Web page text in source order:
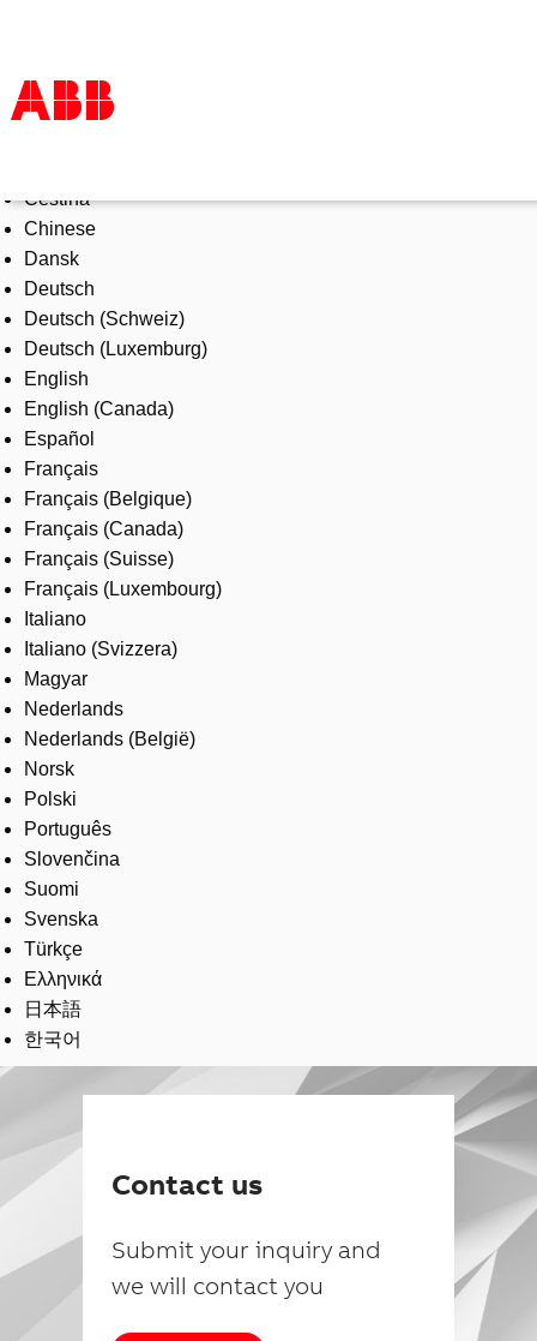
Products & Solutions
Industries
Services
About us
Where to buy
Contact us
Careers
Čeština
Chinese
Dansk
Deutsch
Deutsch (Schweiz)
Deutsch (Luxemburg)
English
English (Canada)
Español
Français
Français (Belgique)
Français (Canada)
Français (Suisse)
Français (Luxembourg)
Italiano
Italiano (Svizzera)
Magyar
Nederlands
Nederlands (België)
Norsk
Polski
Português
Slovenčina
Suomi
Svenska
Türkçe
Ελληνικά
日本語
한국어
Contact us
Submit your inquiry and
we will contact you